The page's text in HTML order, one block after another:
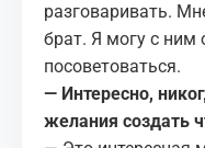
разговаривать.
брат. Я могу с ним
посоветоваться.
— Интересно,
желания создать